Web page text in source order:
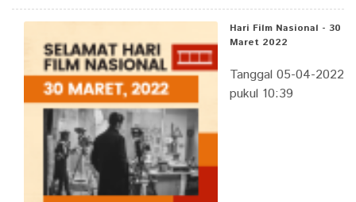
Hari Film Nasional - 30
Maret 2022
Tanggal 05-04-2022
pukul 10:39